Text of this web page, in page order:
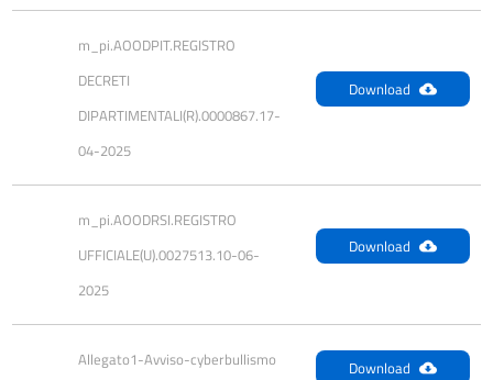
m_pi.AOODPIT.REGISTRO
DECRETI
DIPARTIMENTALI(R).0000867.17-
04-2025
Download
m_pi.AOODRSI.REGISTRO
UFFICIALE(U).0027513.10-06-
2025
Download
Allegato1-Avviso-cyberbullismo
Download